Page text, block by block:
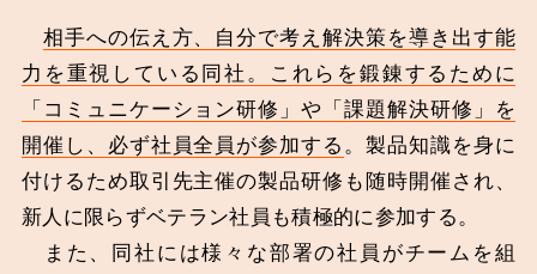
相手への伝え方、自分で考え解決策を導き出す能
力を重視している同社。これらを鍛錬するために
「コミュニケーション研修」や「課題解決研修」を
開催し、必ず社員全員が参加する 。製品知識を身に
付けるため取引先主催の製品研修も随時開催され、
新人に限らずベテラン社員も積極的に参加する。
また、同社には様々な部署の社員がチームを組